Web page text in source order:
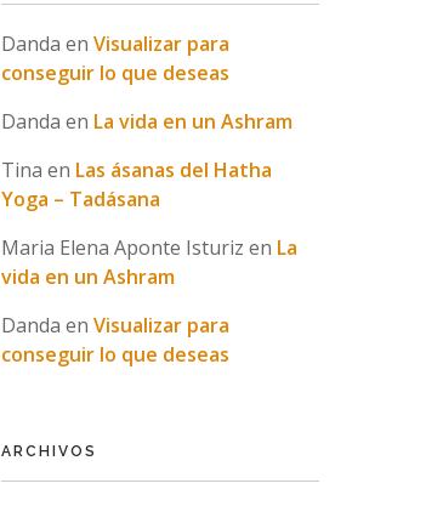
Danda en Visualizar para
conseguir lo que deseas
Danda en La vida en un Ashram
Tina en Las ásanas del Hatha
Yoga – Tadásana
Maria Elena Aponte Isturiz en La
vida en un Ashram
Danda en Visualizar para
conseguir lo que deseas
ARCHIVOS